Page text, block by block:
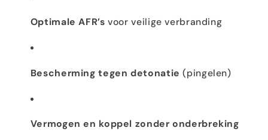
Optimale AFR’s voor veilige verbranding
Bescherming tegen detonatie (pingelen)
Vermogen en koppel zonder onderbreking